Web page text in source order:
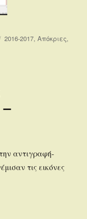
Κατηγορίες
2016-2017,Απόκριες,
αντιγραφή-
τις εικόνες